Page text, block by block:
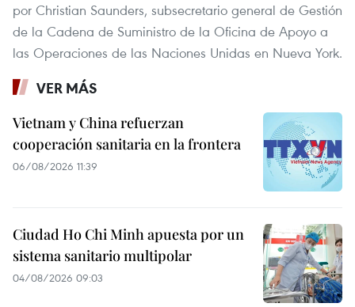
por Christian Saunders, subsecretario general de Gestión
de la Cadena de Suministro de la Oficina de Apoyo a
las Operaciones de las Naciones Unidas en Nueva York.
VER MÁS
Vietnam y China refuerzan
cooperación sanitaria en la frontera
06/08/2026 11:39
Ciudad Ho Chi Minh apuesta por un
sistema sanitario multipolar
04/08/2026 09:03